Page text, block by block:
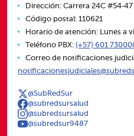
Dirección: Carrera 24C
Código postal: 110621
Horario de atención: Lunes a
Teléfono PBX: (+57) 601
Correo de notificaciones
@SubRedSur
@subredsursalud
@subredsursalud
@subredsur9487